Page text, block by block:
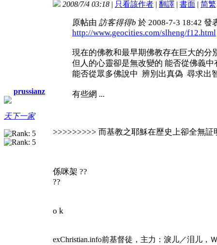
prussianz
天下一家
2008/7/4 03:18 | 只看該作者 | 翻譯 | 書面 | 简繁
原帖由 訪客得得b 於 2008-7-3 18:42 發
http://www.geocities.com/slheng/f12.html
現在的佛教和最早期佛教存在巨大的分
但人的心靈卻是無改變的 能否從佛義中
能否從眾多佛說中 辨別出真偽 尋求出
有些網 ...
>>>>>>>>> 而基教之耶穌在歷史上卻全無
係咪架 ??
??
o k
exChristian.info前基督徒，主力：淚儿／泪儿，